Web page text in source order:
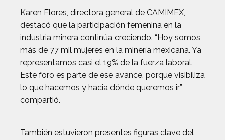
Karen Flores, directora general de CAMIMEX,
destacó que la participación femenina en la
industria minera continúa creciendo. “Hoy somos
más de 77 mil mujeres en la minería mexicana. Ya
representamos casi el 19% de la fuerza laboral.
Este foro es parte de ese avance, porque visibiliza
lo que hacemos y hacia dónde queremos ir”,
compartió.
También estuvieron presentes figuras clave del